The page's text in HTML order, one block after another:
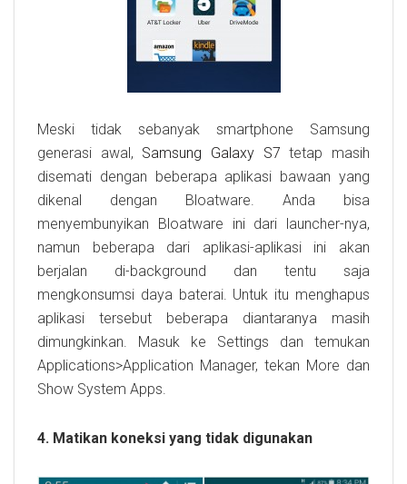
Meski tidak sebanyak smartphone Samsung
generasi awal, Samsung Galaxy S7 tetap masih
disemati dengan beberapa aplikasi bawaan yang
dikenal dengan Bloatware. Anda bisa
menyembunyikan Bloatware ini dari launcher-nya,
namun beberapa dari aplikasi-aplikasi ini akan
berjalan di-background dan tentu saja
mengkonsumsi daya baterai. Untuk itu menghapus
aplikasi tersebut beberapa diantaranya masih
dimungkinkan. Masuk ke Settings dan temukan
Applications>Application Manager, tekan More dan
Show System Apps.
4. Matikan koneksi yang tidak digunakan